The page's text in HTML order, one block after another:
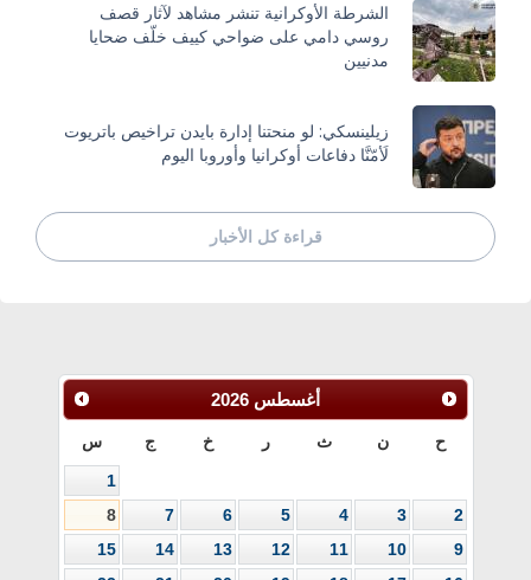
الشرطة الأوكرانية تنشر مشاهد لآثار قصف
روسي دامي على ضواحي كييف خلّف ضحايا
مدنيين
زيلينسكي: لو منحتنا إدارة بايدن تراخيص باتريوت
لَأمّنَّا دفاعات أوكرانيا وأوروبا اليوم
قراءة كل الأخبار
أغسطس 2026
ح ن ث ر خ ج س
1
2
3
4
5
6
7
8
9
10
11
12
13
14
15